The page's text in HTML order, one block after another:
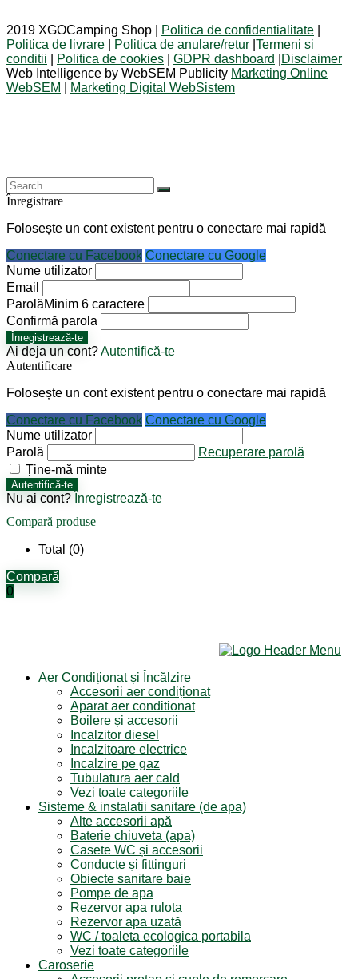
2019 XGOCamping Shop | Politica de confidentialitate
Politica de livrare
Politica de anulare/retur Termeni si
conditii
Politica de cookies GDPR dashboard
Disclaimer
Web Intelligence by WebSEM Publicity Marketing Online
WebSEM
Marketing Digital WebSistem
Înregistrare
Folosește un cont existent pentru o conectare mai rapidă
Conectare cu Facebook Conectare cu Google
Nume utilizator
Email
ParolăMinim 6 caractere
Confirmă parola
Înregistrează-te
Ai deja un cont?Autentifică-te
Autentificare
Folosește un cont existent pentru o conectare mai rapidă
Conectare cu Facebook Conectare cu Google
Nume utilizator
Parolă
Recuperare parolă
Ține-mă minte
Autentifică-te
Nu ai cont? Înregistrează-te
Compară produse
Total (0)
Compară
0
Aer Condiționat și Încălzire
Accesorii aer condiționat
Aparat aer conditionat
Boilere și accesorii
Incalzitor diesel
Incalzitoare electrice
Incalzire pe gaz
Tubulatura aer cald
Vezi toate categoriile
Sisteme & instalatii sanitare (de apa)
Alte accesorii apă
Baterie chiuveta (apa)
Casete WC și accesorii
Conducte și fittinguri
Obiecte sanitare baie
Pompe de apa
Rezervor apa rulota
Rezervor apa uzată
WC / toaleta ecologica portabila
Vezi toate categoriile
Caroserie